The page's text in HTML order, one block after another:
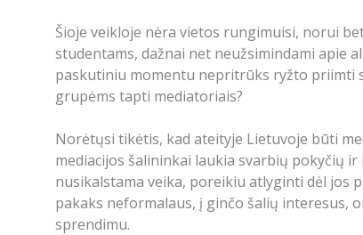
Šioje veikloje nėra vietos rungimuisi, norui
studentams, dažnai net neužsimindami apie
paskutiniu momentu nepritrūks ryžto priimti
grupėms tapti mediatoriais?
Norėtųsi tikėtis, kad ateityje Lietuvoje būti
mediacijos šalininkai laukia svarbių pokyčių
nusikalstama veika, poreikiu atlyginti dėl jos
pakaks neformalaus, į ginčo šalių interesus,
sprendimu.